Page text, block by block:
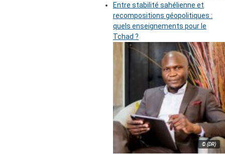
Entre stabilité sahélienne et
recompositions géopolitiques :
quels enseignements pour le
Tchad ?
© (DR)